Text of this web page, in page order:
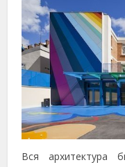
Вся архитектура